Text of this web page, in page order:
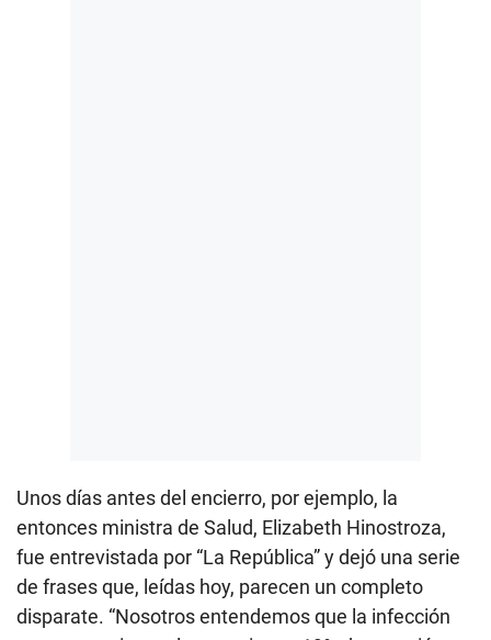
Unos días antes del encierro, por ejemplo, la
entonces ministra de Salud, Elizabeth Hinostroza,
fue entrevistada por “La República” y dejó una serie
de frases que, leídas hoy, parecen un completo
disparate. “Nosotros entendemos que la infección